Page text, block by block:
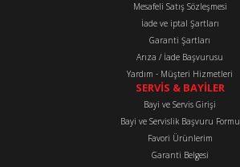
Mesafeli Satış Sözleşmesi
İade ve iptal Şartları
Garanti Şartları
Arıza / İade Başvurusu
Yardım - Müşteri Hizmetleri
SERVİS & BAYİLER
Bayi ve Servis Girişi
Bayi ve Servislik Başvuru Formu
Favori Ürünlerim
Garanti Belgesi